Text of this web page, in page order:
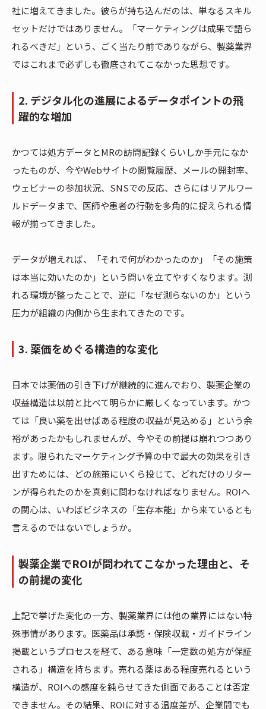
社に増えてきました。彼らが持ち込んだのは、単なるスキル
セットだけではありません。「マーケティングは成果で語ら
れるべきだ」という、ごく当たり前でありながら、製薬業界
ではこれまで必ずしも徹底されてこなかった思想です。
2. デジタル化の進展によるデータポイントの飛
躍的な増加
かつては処方データとMRの訪問記録くらいしか手元になか
ったものが、今やWebサイトの閲覧履歴、メールの開封率、
ウェビナーの参加状況、SNSでの反応、さらにはリアルワー
ルドデータまで、医師や患者の行動を多角的に捉えられる情
報が揃ってきました。
データが増えれば、「それで何がわかったのか」「その施策
は本当に効いたのか」という問いを立てやすくなります。測
れる環境が整ったことで、逆に「なぜ測らないのか」という
圧力が組織の内側から生まれてきたのです。
3. 薬価をめぐる構造的な変化
日本では薬価の引き下げが継続的に進んでおり、製薬企業の
収益構造は以前と比べて明らかに厳しくなっています。かつ
ては「良い薬を出せばある程度の収益が見込める」という余
裕があったかもしれませんが、今やその前提は崩れつつあり
ます。限られたマーケティング予算の中で最大の効果を引き
出すためには、どの施策にいくら投じて、どれだけのリター
ンが得られたのかを真剣に問わなければなりません。ROIへ
の関心は、いわばビジネスの「生存本能」から来ているとも
言えるのではないでしょうか。
製薬企業でROIが問われてこなかった理由と、そ
の前提の変化
上記で挙げた変化の一方、製薬業界には他の業界にはない特
殊事情があります。医薬品は承認・保険収載・ガイドライン
掲載というプロセスを経て、ある意味「一定数の処方が保証
される」構造を持ちます。売れる薬はある程度売れるという
構造が、ROIへの感度を鈍らせてきた側面であることは否定
できません。その結果、ROIに対する温度差が、企業間でも